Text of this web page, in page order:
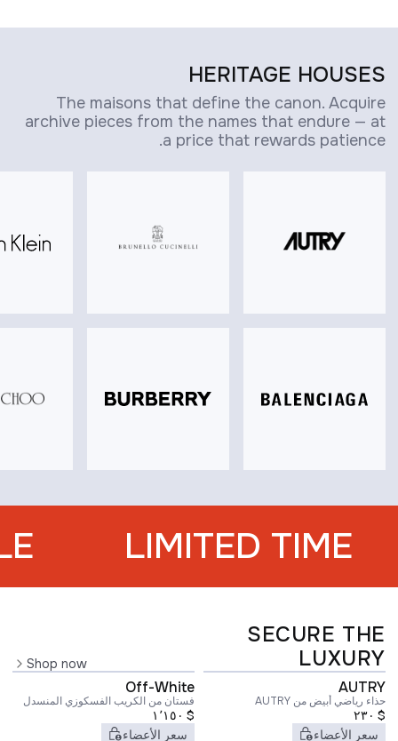
HERITAGE HOUSES
The maisons that define the canon. Acquire
archive pieces from the names that endure — at
a price that rewards patience.
LIMITED TIME
SECURE THE
LUXURY
Shop now
AUTRY
حذاء رياضي أبيض من AUTRY
$ ٢٣٠
سعر الأعضاء
Off-White
فستان من الكريب الفسكوزي المنسدل
$ ١٬١٥٠
سعر الأعضاء